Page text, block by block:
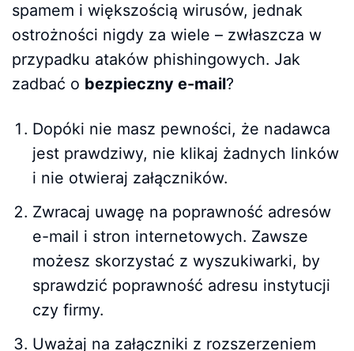
spamem i większością wirusów, jednak
ostrożności nigdy za wiele – zwłaszcza w
przypadku ataków phishingowych. Jak
zadbać o bezpieczny e-mail?
Dopóki nie masz pewności, że nadawca
jest prawdziwy, nie klikaj żadnych linków
i nie otwieraj załączników.
Zwracaj uwagę na poprawność adresów
e-mail i stron internetowych. Zawsze
możesz skorzystać z wyszukiwarki, by
sprawdzić poprawność adresu instytucji
czy firmy.
Uważaj na załączniki z rozszerzeniem